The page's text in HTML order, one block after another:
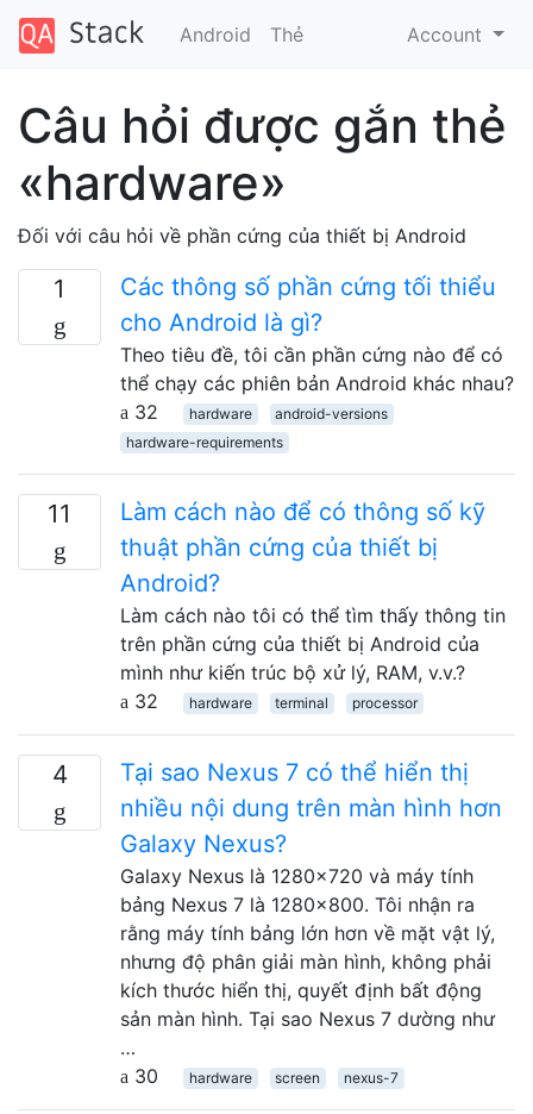
Android Thẻ Account
Câu hỏi được gắn thẻ
«hardware»
Đối với câu hỏi về phần cứng của thiết bị Android
1
Các thông số phần cứng tối thiểu
cho Android là gì?
Theo tiêu đề, tôi cần phần cứng nào để có
thể chạy các phiên bản Android khác nhau?
32
hardware
android-versions
hardware-requirements
11
Làm cách nào để có thông số kỹ
thuật phần cứng của thiết bị
Android?
Làm cách nào tôi có thể tìm thấy thông tin
trên phần cứng của thiết bị Android của
mình như kiến ​​trúc bộ xử lý, RAM, v.v.?
32
hardware terminal processor
4
Tại sao Nexus 7 có thể hiển thị
nhiều nội dung trên màn hình hơn
Galaxy Nexus?
Galaxy Nexus là 1280x720 và máy tính
bảng Nexus 7 là 1280x800. Tôi nhận ra
rằng máy tính bảng lớn hơn về mặt vật lý,
nhưng độ phân giải màn hình, không phải
kích thước hiển thị, quyết định bất động
sản màn hình. Tại sao Nexus 7 dường như
…
30
hardware screen nexus-7